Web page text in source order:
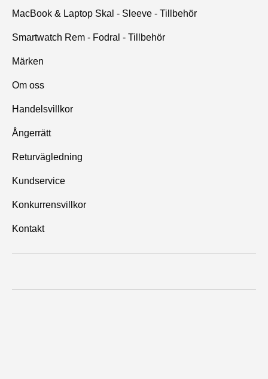
MacBook & Laptop Skal - Sleeve - Tillbehör
Smartwatch Rem - Fodral - Tillbehör
Märken
Om oss
Handelsvillkor
Ångerrätt
Returvägledning
Kundservice
Konkurrensvillkor
Kontakt